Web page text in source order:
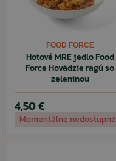
FOOD FORCE
Hotové MRE jedlo Food
Force Hovädzie ragú so
zeleninou
4,50 €
Momentálne nedostupné